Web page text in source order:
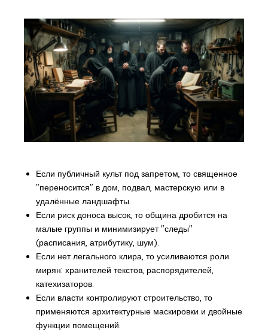
Если публичный культ под запретом, то священное
"переносится" в дом, подвал, мастерскую или в
удалённые ландшафты.
Если риск доноса высок, то община дробится на
малые группы и минимизирует "следы"
(расписания, атрибутику, шум).
Если нет легального клира, то усиливаются роли
мирян: хранителей текстов, распорядителей,
катехизаторов.
Если власти контролируют строительство, то
применяются архитектурные маскировки и двойные
функции помещений.